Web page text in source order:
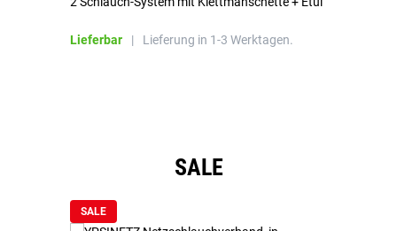
Lieferbar | Lieferung in 1-3 Werktagen.
SALE
SALE